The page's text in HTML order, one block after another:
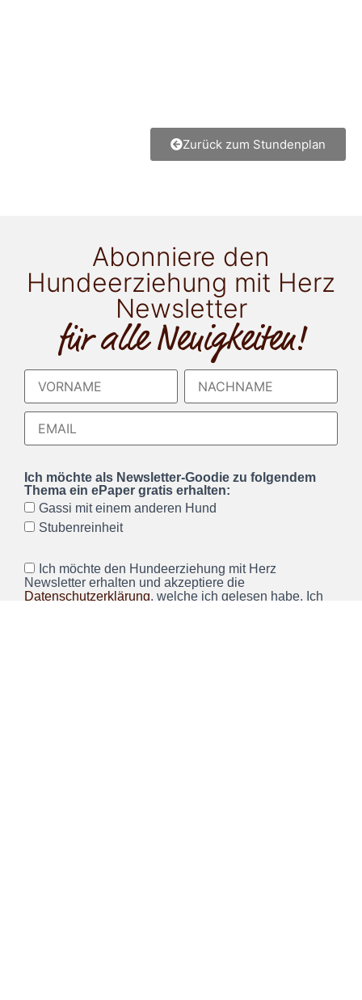
Zurück zum Stundenplan
Abonniere den
Hundeerziehung mit Herz
Newsletter
für alle Neuigkeiten!
Ich möchte als Newsletter-Goodie zu folgendem
Thema ein ePaper gratis erhalten:
Gassi mit einem anderen Hund
Stubenreinheit
Ich möchte den Hundeerziehung mit Herz
Newsletter erhalten und akzeptiere die
Datenschutzerklärung, welche ich gelesen habe. Ich